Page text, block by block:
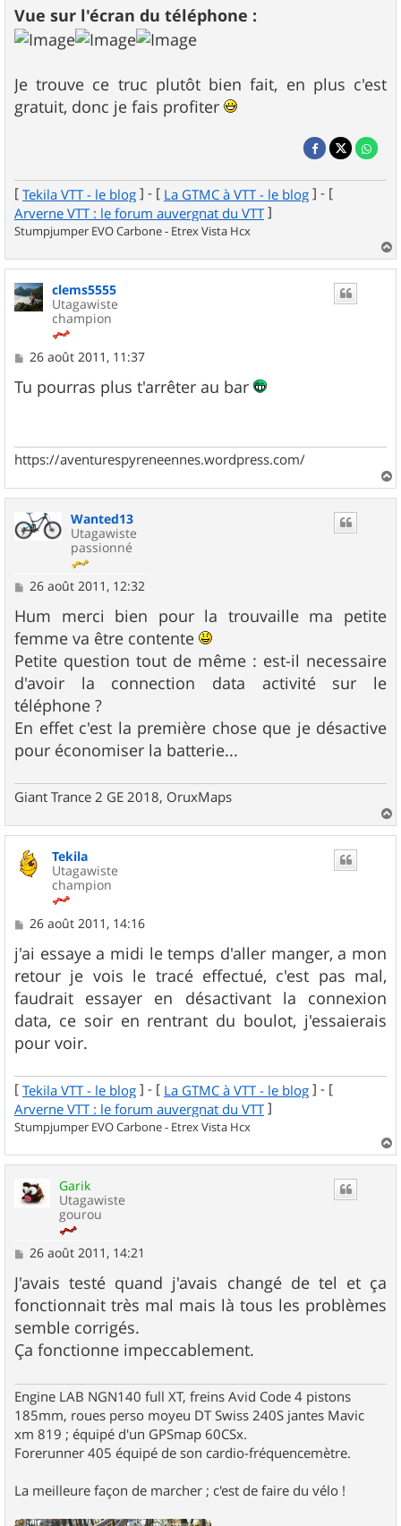
Vue sur l'écran du téléphone :
Je trouve ce truc plutôt bien fait, en plus c'est
gratuit, donc je fais profiter
[ Tekila VTT - le blog ] - [ La GTMC à VTT - le blog ] - [
Arverne VTT : le forum auvergnat du VTT ]
Stumpjumper EVO Carbone - Etrex Vista Hcx
a
clems5555
Utagawiste
champion
M
s
s
26 août 2011, 11:37
Tu pourras plus t'arrêter au bar
https://aventurespyreneennes.wordpress.com/
a
Wanted13
Utagawiste
passionné
M
s
s
a
g
e
26 août 2011, 12:32
Hum merci bien pour la trouvaille ma petite
femme va être contente
Petite question tout de même : est-il necessaire
d'avoir la connection data activité sur le
téléphone ?
En effet c'est la première chose que je désactive
pour économiser la batterie...
Giant Trance 2 GE 2018, OruxMaps
a
u
Tekila
Utagawiste
champion
M
s
s
a
g
e
26 août 2011, 14:16
j'ai essaye a midi le temps d'aller manger, a mon
retour je vois le tracé effectué, c'est pas mal,
faudrait essayer en désactivant la connexion
data, ce soir en rentrant du boulot, j'essaierais
pour voir.
[ Tekila VTT - le blog ] - [ La GTMC à VTT - le blog ] - [
Arverne VTT : le forum auvergnat du VTT ]
Stumpjumper EVO Carbone - Etrex Vista Hcx
a
Garik
Utagawiste
gourou
M
s
s
a
g
e
26 août 2011, 14:21
J'avais testé quand j'avais changé de tel et ça
fonctionnait très mal mais là tous les problèmes
semble corrigés.
Ça fonctionne impeccablement.
Engine LAB NGN140 full XT, freins Avid Code 4 pistons
185mm, roues perso moyeu DT Swiss 240S jantes Mavic
xm 819 ; équipé d'un GPSmap 60CSx.
Forerunner 405 équipé de son cardio-fréquencemètre.
La meilleure façon de marcher ; c'est de faire du vélo !